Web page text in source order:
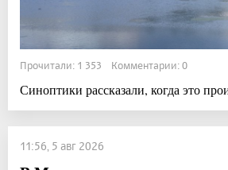
Прочитали: 1 353 Комментарии: 0
Синоптики рассказали, когда это
11:56, 5 авг 2026